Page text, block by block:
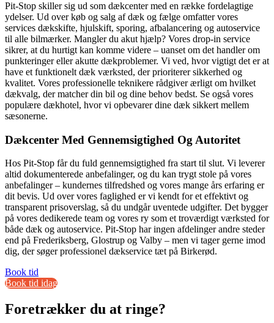
Pit-Stop skiller sig ud som dækcenter med en række fordelagtige
ydelser. Ud over køb og salg af dæk og fælge omfatter vores
services dækskifte, hjulskift, sporing, afbalancering og autoservice
til alle bilmærker. Mangler du akut hjælp? Vores drop-in service
sikrer, at du hurtigt kan komme videre – uanset om det handler om
punkteringer eller akutte dækproblemer. Vi ved, hvor vigtigt det er at
have et funktionelt dæk værksted, der prioriterer sikkerhed og
kvalitet. Vores professionelle teknikere rådgiver ærligt om hvilket
dækvalg, der matcher din bil og dine behov bedst. Se også vores
populære dækhotel, hvor vi opbevarer dine dæk sikkert mellem
sæsonerne.
Dækcenter Med Gennemsigtighed Og Autoritet
Hos Pit-Stop får du fuld gennemsigtighed fra start til slut. Vi leverer
altid dokumenterede anbefalinger, og du kan trygt stole på vores
anbefalinger – kundernes tilfredshed og vores mange års erfaring er
dit bevis. Ud over vores faglighed er vi kendt for et effektivt og
transparent prisoverslag, så du undgår uventede udgifter. Det bygger
på vores dedikerede team og vores ry som et troværdigt værksted for
både dæk og autoservice. Pit-Stop har ingen afdelinger andre steder
end på Frederiksberg, Glostrup og Valby – men vi tager gerne imod
dig, der søger professionel dækservice tæt på Birkerød.
Book tid
Book tid idag
Foretrækker du at ringe?